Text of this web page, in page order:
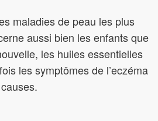
maladies de peau les plus
aussi bien les enfants que
les huiles essentielles
les symptômes de l’eczéma